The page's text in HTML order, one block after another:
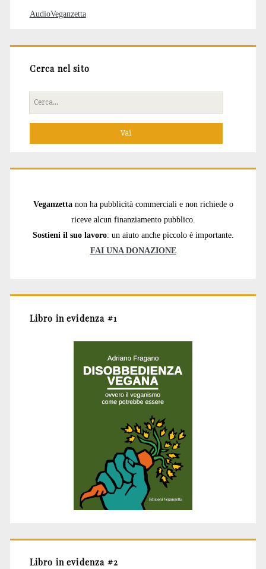
AudioVeganzetta
Cerca nel sito
Cerca
per:
Veganzetta non ha pubblicità commerciali e non richiede o
riceve alcun finanziamento pubblico.
Sostieni il suo lavoro: un aiuto anche piccolo è importante.
FAI UNA DONAZIONE
Libro in evidenza #1
Libro in evidenza #2